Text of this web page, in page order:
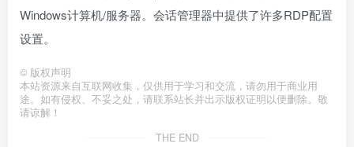
Windows计算机/服务器。会话管理器中提供了许多RDP配置
设置。
© 版权声明
本站资源来自互联网收集，仅供用于学习和交流，请勿用于商业用
途。如有侵权、不妥之处，请联系站长并出示版权证明以便删除。敬
请谅解！
THE END